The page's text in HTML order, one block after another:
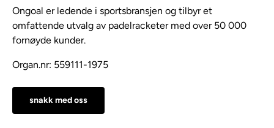
Ongoal er ledende i sportsbransjen og tilbyr et
omfattende utvalg av padelracketer med over 50 000
fornøyde kunder.
Organ.nr: 559111-1975
snakk med oss